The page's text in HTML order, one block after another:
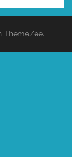
ThemeZee.